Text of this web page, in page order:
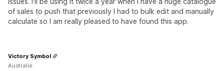
of sales to push that previously I had to bulk edit and manually
calculate so I am really pleased to have found this app.
Victory Symbol
Australie